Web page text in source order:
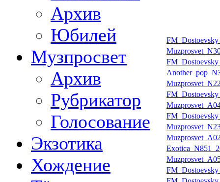
Архив
Юбилей
Музпросвет
Архив
Рубрикатор
Голосование
Экзотика
Хождение